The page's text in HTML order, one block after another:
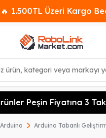
🔥 1.500TL Üzeri Kargo
Peşin Fiyatına 3 Taksit
Arduino Arduino Tabanlı